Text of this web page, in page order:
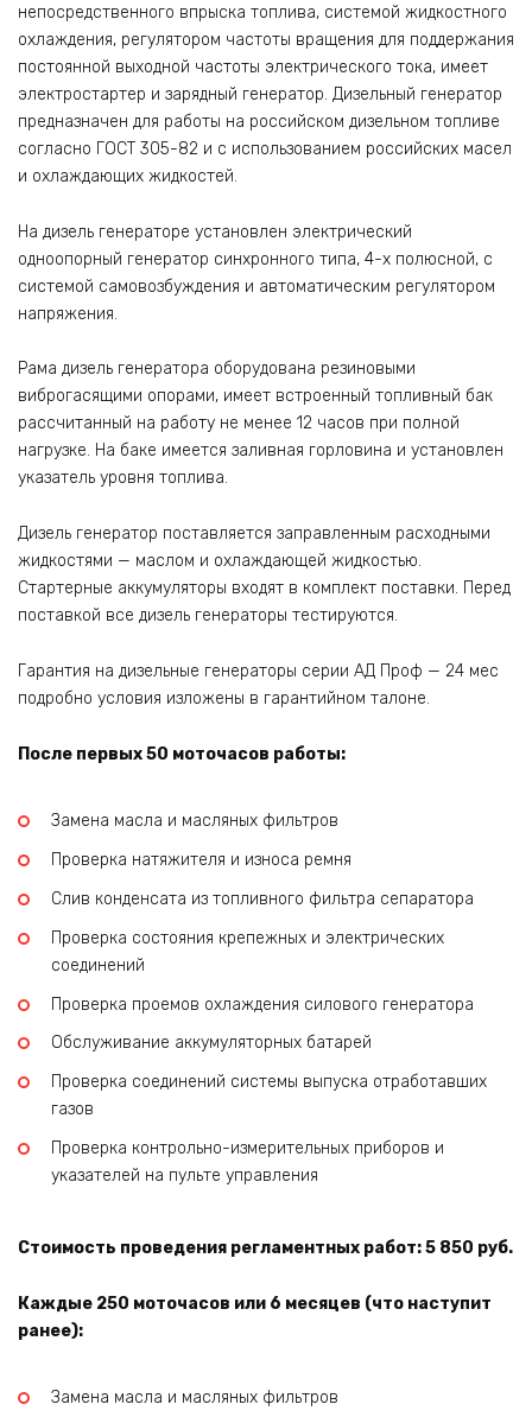
непосредственного впрыска топлива, системой жидкостного
охлаждения, регулятором частоты вращения для поддержания
постоянной выходной частоты электрического тока, имеет
электростартер и зарядный генератор. Дизельный генератор
предназначен для работы на российском дизельном топливе
согласно ГОСТ 305-82 и с использованием российских масел
и охлаждающих жидкостей.
На дизель генераторе установлен электрический
одноопорный генератор синхронного типа, 4-х полюсной, с
системой самовозбуждения и автоматическим регулятором
напряжения.
Рама дизель генератора оборудована резиновыми
виброгасящими опорами, имеет встроенный топливный бак
рассчитанный на работу не менее 12 часов при полной
нагрузке. На баке имеется заливная горловина и установлен
указатель уровня топлива.
Дизель генератор поставляется заправленным расходными
жидкостями — маслом и охлаждающей жидкостью.
Стартерные аккумуляторы входят в комплект поставки. Перед
поставкой все дизель генераторы тестируются.
Гарантия на дизельные генераторы серии АД Проф — 24 мес
подробно условия изложены в гарантийном талоне.
После первых 50 моточасов работы:
Замена масла и масляных фильтров
Проверка натяжителя и износа ремня
Слив конденсата из топливного фильтра сепаратора
Проверка состояния крепежных и электрических
соединений
Проверка проемов охлаждения силового генератора
Обслуживание аккумуляторных батарей
Проверка соединений системы выпуска отработавших
газов
Проверка контрольно-измерительных приборов и
указателей на пульте управления
Стоимость проведения регламентных работ: 5 850 руб.
Каждые 250 моточасов или 6 месяцев (что наступит
ранее):
Замена масла и масляных фильтров